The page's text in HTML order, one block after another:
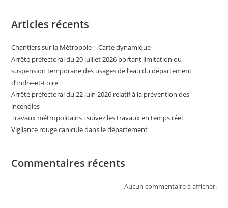
Articles récents
Chantiers sur la Métropole – Carte dynamique
Arrêté préfectoral du 20 juillet 2026 portant limitation ou
suspension temporaire des usages de l’eau du département
d’Indre-et-Loire
Arrêté préfectoral du 22 juin 2026 relatif à la prévention des
incendies
Travaux métropolitains : suivez les travaux en temps réel
Vigilance rouge canicule dans le département
Commentaires récents
Aucun commentaire à afficher.